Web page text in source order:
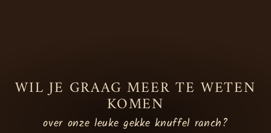
WIL JE GRAAG MEER TE WETEN
KOMEN
over onze leuke gekke knuffel ranch?